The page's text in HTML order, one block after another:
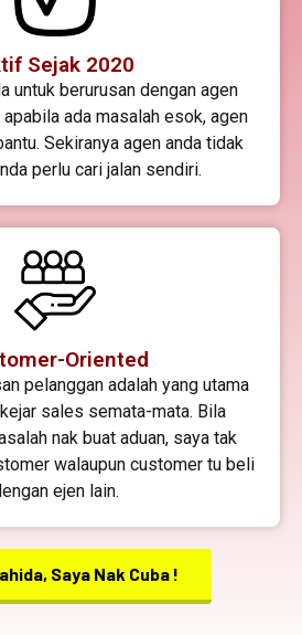
Sejak 2020
untuk berurusan dengan agen
ada masalah esok, agen
Sekiranya agen anda tidak
perlu cari jalan sendiri.
Oriented
pelanggan adalah yang utama
sales semata-mata. Bila
nak buat aduan, saya tak
walaupun customer tu beli
ejen lain.
Saya Nak Cuba !